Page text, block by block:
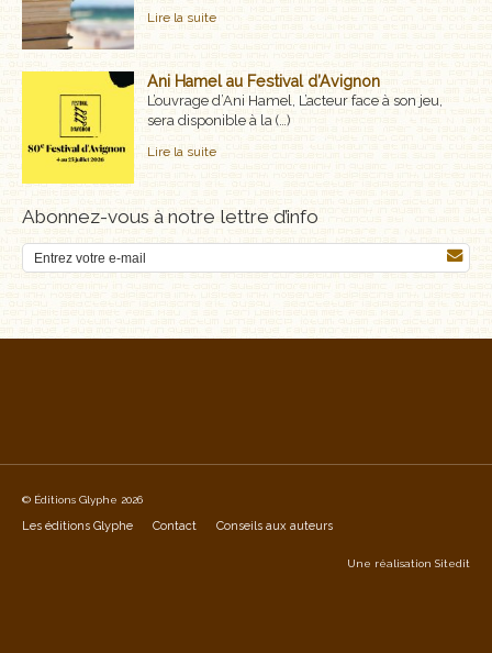
AUTEURS
LES CADEAUX
LES ÉDITIONS GLYPHE
Lire la suite
Ani Hamel au Festival d’Avignon
L’ouvrage d’Ani Hamel, L’acteur face à son jeu,
sera disponible à la (…)
Lire la suite
Abonnez-vous à notre lettre d’info
© Éditions Glyphe 2026
Les éditions Glyphe Contact Conseils aux auteurs
Une réalisation Sitedit